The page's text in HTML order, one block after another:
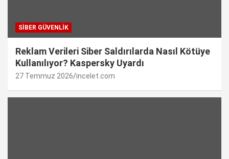
SIBER GÜVENLIK
Reklam Verileri Siber Saldırılarda Nasıl Kötüye
Kullanılıyor? Kaspersky Uyardı
27 Temmuz 2026 incelet.com